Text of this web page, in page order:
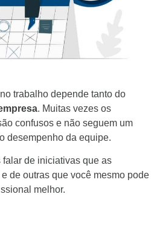
trabalho depende tanto do
. Muitas vezes os
confusos e não seguem um
desempenho da equipe.
de iniciativas que as
de outras que você mesmo pode
melhor.